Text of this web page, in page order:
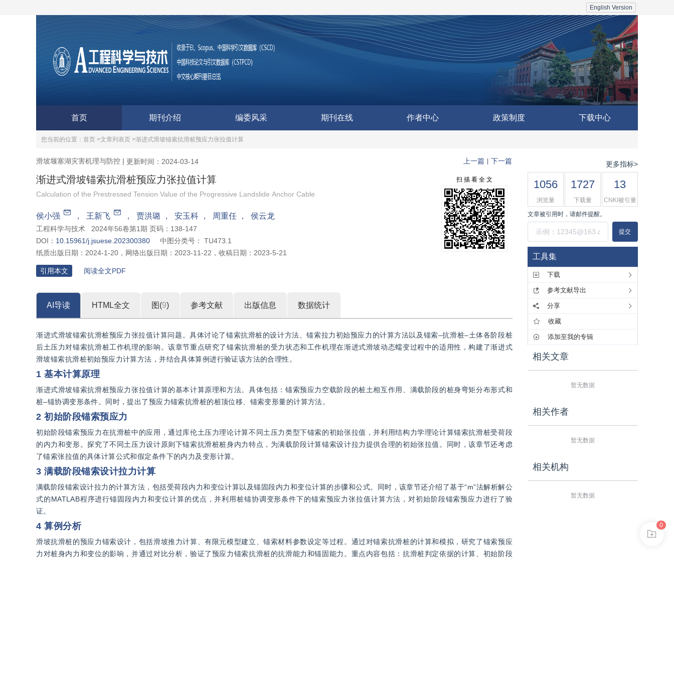
English Version
首页 期刊介绍 编委风采 期刊在线 作者中心 政策制度 下载中心
您当前的位置： 首页 >文章列表页 >渐进式滑坡锚索抗滑桩预应力张拉值计算
滑坡堰塞湖灾害机理与防控 | 更新时间：2024-03-14 上一篇 下一篇
渐进式滑坡锚索抗滑桩预应力张拉值计算
Calculation of the Prestressed Tension Value of the Progressive Landslide Anchor Cable
侯小强 ， 王新飞 ， 贾洪璐 ， 安玉科 ， 周重任 ， 侯云龙
工程科学与技术
2024年56卷第1期 页码：138-147
DOI： 10.15961/j.jsuese.202300380 中图分类号：
TU473.1
纸质出版日期： 2024-1-20 ， 网络出版日期： 2023-11-22 ， 收稿日期： 2023-5-21
扫 描 看 全 文
引用本文 阅读全文PDF
AI导读 HTML全文 图(9) 参考文献 出版信息 数据统计
渐进式滑坡锚索抗滑桩预应力张拉值计算问题。具体讨论了锚索抗滑桩的设计方法、锚索拉力初始预应力的计算方法以及锚索–抗滑桩–土体各阶段桩
后土压力对锚索抗滑桩工作机理的影响。该章节重点研究了锚索抗滑桩的受力状态和工作机理在渐进式滑坡动态蠕变过程中的适用性，构建了渐进式
滑坡锚索抗滑桩初始预应力计算方法，并结合具体算例进行验证该方法的合理性。
1 基本计算原理
渐进式滑坡锚索抗滑桩预应力张拉值计算的基本计算原理和方法。具体包括：锚索预应力空载阶段的桩土相互作用、满载阶段的桩身弯矩分布形式和
桩–锚协调变形条件。同时，提出了预应力锚索抗滑桩的桩顶位移、锚索变形量的计算方法。
2 初始阶段锚索预应力
初始阶段锚索预应力在抗滑桩中的应用，通过库伦土压力理论计算不同土压力类型下锚索的初始张拉值，并利用结构力学理论计算锚索抗滑桩受荷段
的内力和变形。探究了不同土压力设计原则下锚索抗滑桩桩身内力特点，为满载阶段计算锚索设计拉力提供合理的初始张拉值。同时，该章节还考虑
了锚索张拉值的具体计算公式和假定条件下的内力及变形计算。
3 满载阶段锚索设计拉力计算
满载阶段锚索设计拉力的计算方法，包括受荷段内力和变位计算以及锚固段内力和变位计算的步骤和公式。同时，该章节还介绍了基于“m”法解析解公
式的MATLAB程序进行锚固段内力和变位计算的优点，并利用桩锚协调变形条件下的锚索预应力张拉值计算方法，对初始阶段锚索预应力进行了验
证。
4 算例分析
滑坡抗滑桩的预应力锚索设计，包括滑坡推力计算、有限元模型建立、锚索材料参数设定等过程。通过对锚索抗滑桩的计算和模拟，研究了锚索预应
力对桩身内力和变位的影响，并通过对比分析，验证了预应力锚索抗滑桩的抗滑能力和锚固能力。重点内容包括：抗滑桩判定依据的计算、初始阶段
更多指标>
1056
浏览量
1727
下载量
13
CNKI被引量
文章被引用时，请邮件提醒。
提交
工具集
下载
参考文献导出
分享
收藏
添加至我的专辑
相关文章
暂无数据
相关作者
暂无数据
相关机构
暂无数据
0